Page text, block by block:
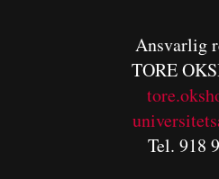
Ansvarlig
TORE
Tel. 918